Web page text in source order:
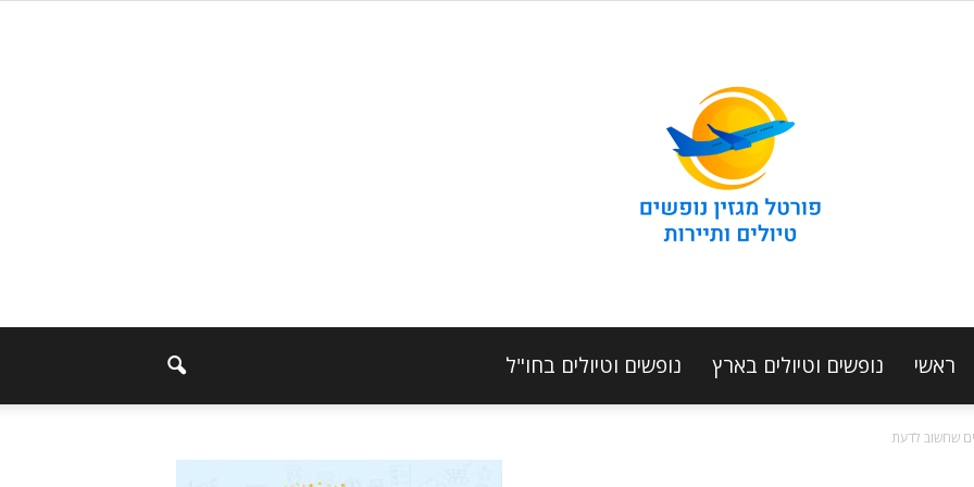
ראשי נופשים וטיולים בארץ נופשים וטיולים בחו"ל